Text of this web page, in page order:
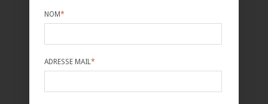
NOM*
ADRESSE MAIL *